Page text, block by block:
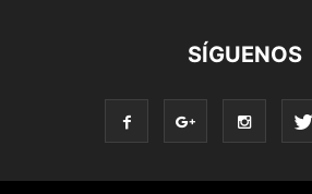
SÍGUENOS